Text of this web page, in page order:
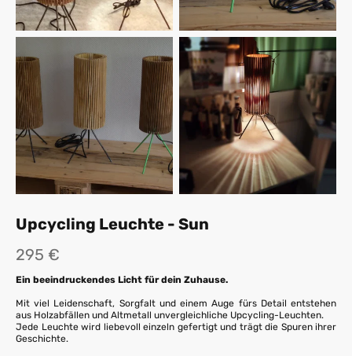
Upcycling Leuchte - Sun
295 €
Ein beeindruckendes Licht für dein Zuhause.
Mit viel Leidenschaft, Sorgfalt und einem Auge fürs Detail entstehen
aus Holzabfällen und Altmetall unvergleichliche Upcycling-Leuchten.
Jede Leuchte wird liebevoll einzeln gefertigt und trägt die Spuren ihrer
Geschichte.